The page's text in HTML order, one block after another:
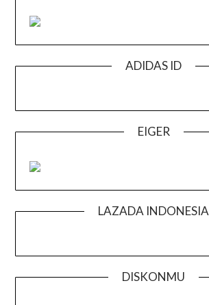
ADIDAS ID
EIGER
LAZADA INDONESIA
DISKONMU